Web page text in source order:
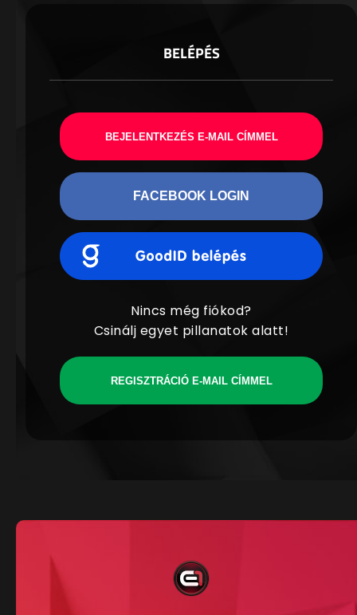
BELÉPÉS
BEJELENTKEZÉS E-MAIL CÍMMEL
FACEBOOK LOGIN
Nincs még fiókod?
Csinálj egyet pillanatok alatt!
REGISZTRÁCIÓ E-MAIL CÍMMEL